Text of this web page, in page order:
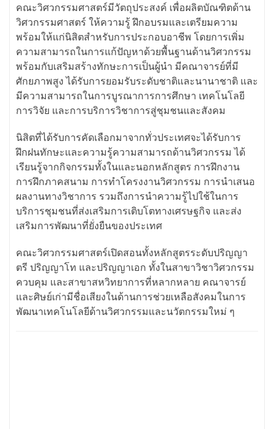
คณะวิศวกรรมศาสตร์มีวัตถุประสงค์ เพื่อผลิตบัณฑิตด้าน
วิศวกรรมศาสตร์ ให้ความรู้ ฝึกอบรมและเตรียมความ
พร้อมให้แก่นิสิตสำหรับการประกอบอาชีพ โดยการเพิ่ม
ความสามารถในการแก้ปัญหาด้วยพื้นฐานด้านวิศวกรรม
พร้อมกับเสริมสร้างทักษะการเป็นผู้นำ มีคณาจารย์ที่มี
ศักยภาพสูง ได้รับการยอมรับระดับชาติและนานาชาติ และ
มีความสามารถในการบูรณาการการศึกษา เทคโนโลยี
การวิจัย และการบริการวิชาการสู่ชุมชนและสังคม
นิสิตที่ได้รับการคัดเลือกมาจากทั่วประเทศจะได้รับการ
ฝึกฝนทักษะและความรู้ความสามารถด้านวิศวกรรม ได้
เรียนรู้จากกิจกรรมทั้งในและนอกหลักสูตร การฝึกงาน
การฝึกภาคสนาม การทำโครงงานวิศวกรรม การนำเสนอ
ผลงานทางวิชาการ รวมถึงการนำความรู้ไปใช้ในการ
บริการชุมชนที่ส่งเสริมการเติบโตทางเศรษฐกิจ และส่ง
เสริมการพัฒนาที่ยั่งยืนของประเทศ
คณะวิศวกรรมศาสตร์เปิดสอนทั้งหลักสูตรระดับปริญญา
ตรี ปริญญาโท และปริญญาเอก ทั้งในสาขาวิชาวิศวกรรม
ควบคุม และสาขาสหวิทยาการที่หลากหลาย คณาจารย์
และศิษย์เก่ามีชื่อเสียงในด้านการช่วยเหลือสังคมในการ
พัฒนาเทคโนโลยีด้านวิศวกรรมและนวัตกรรมใหม่ ๆ